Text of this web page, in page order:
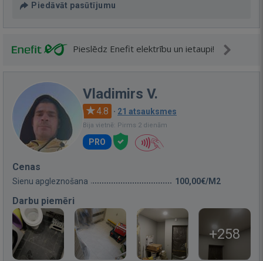
Piedāvāt pasūtījumu
Pieslēdz Enefit elektrību un ietaupi!
Vladimirs V.
4.8 · 21 atsauksmes
Bija vietnē: Pirms 2 dienām
PRO
Cenas
Sienu apgleznošana 100,00€/M2
Darbu piemēri
+258